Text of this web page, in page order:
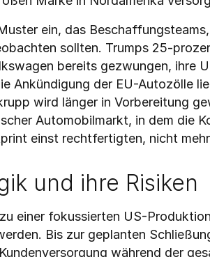
ein, das
sollten. Trumps 25-
bereits gezwungen, ihre
Ankündigung der EU-Autozölle
wird länger in Vorbereitung
Automobilmarkt, in dem die
einst rechtfertigten, nicht
und ihre Risiken
einer fokussierten US-
Bis zur geplanten
während der